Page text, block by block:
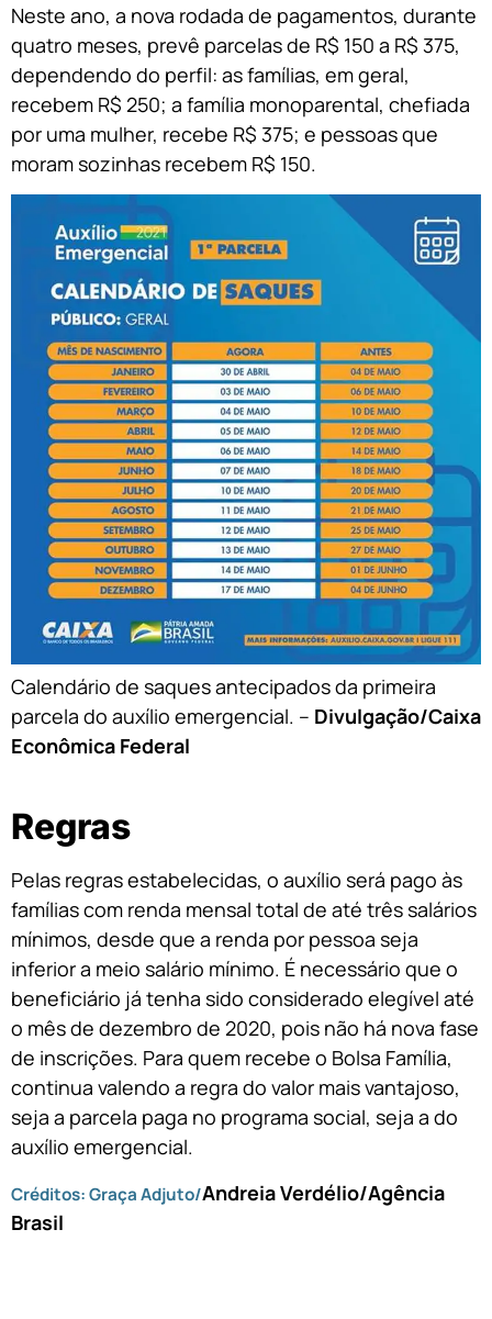
Neste ano, a nova rodada de pagamentos, durante
quatro meses, prevê parcelas de R$ 150 a R$ 375,
dependendo do perfil: as famílias, em geral,
recebem R$ 250; a família monoparental, chefiada
por uma mulher, recebe R$ 375; e pessoas que
moram sozinhas recebem R$ 150.
Calendário de saques antecipados da primeira
parcela do auxílio emergencial. – Divulgação/Caixa
Econômica Federal
Regras
Pelas regras estabelecidas, o auxílio será pago às
famílias com renda mensal total de até três salários
mínimos, desde que a renda por pessoa seja
inferior a meio salário mínimo. É necessário que o
beneficiário já tenha sido considerado elegível até
o mês de dezembro de 2020, pois não há nova fase
de inscrições. Para quem recebe o Bolsa Família,
continua valendo a regra do valor mais vantajoso,
seja a parcela paga no programa social, seja a do
auxílio emergencial.
Créditos: Graça Adjuto/Andreia Verdélio/Agência
Brasil